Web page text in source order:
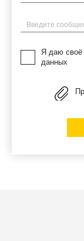
Введите
Я даю своё
данных